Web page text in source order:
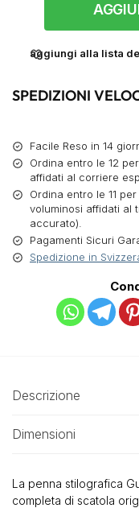
aggiungi alla lista
SPEDIZIONI
Facile Reso in 14
Ordina entro le 12
affidati al corriere
Ordina entro le 11
voluminosi affidati al
accurato).
Pagamenti Sicuri
Spedizione in
Descrizione
Dimensioni
La penna stilografica
completa di scatola